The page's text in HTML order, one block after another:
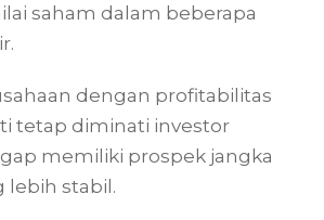
saham dalam beberapa
dengan profitabilitas
tetap diminati investor
memiliki prospek jangka
lebih stabil.